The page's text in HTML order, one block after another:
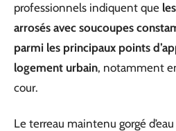
professionnels indiquent que
arrosés avec soucoupes
parmi les principaux points
logement urbain, notamment
cour.
Le terreau maintenu gorgé